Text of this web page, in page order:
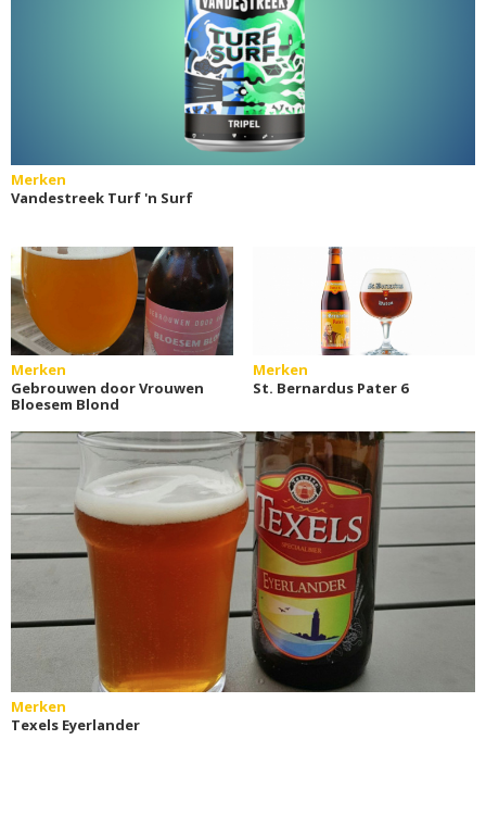
Merken
Vandestreek Turf 'n Surf
Merken
Gebrouwen door Vrouwen
Bloesem Blond
Merken
St. Bernardus Pater 6
Merken
Texels Eyerlander